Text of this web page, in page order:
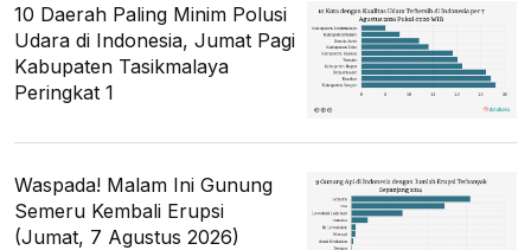
10 Daerah Paling Minim Polusi
Udara di Indonesia, Jumat Pagi
Kabupaten Tasikmalaya
Peringkat 1
Waspada! Malam Ini Gunung
Semeru Kembali Erupsi
(Jumat, 7 Agustus 2026)